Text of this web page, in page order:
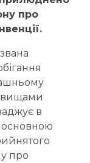
про
в
основною
про